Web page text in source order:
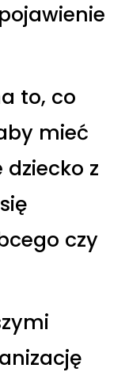
to, co
mieć
dziecko z
czy